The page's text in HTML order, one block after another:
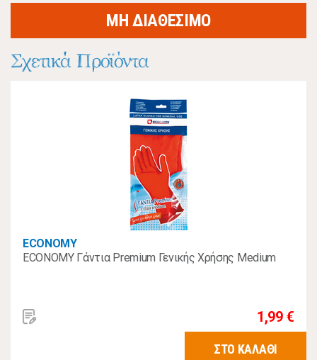
ΜΗ ΔΙΑΘΕΣΙΜΟ
Σχετικά Προϊόντα
ECONOMY
ECONOMY Γάντια Premium Γενικής Χρήσης Medium
1,99 €
ΣΤΟ ΚΑΛΑΘΙ